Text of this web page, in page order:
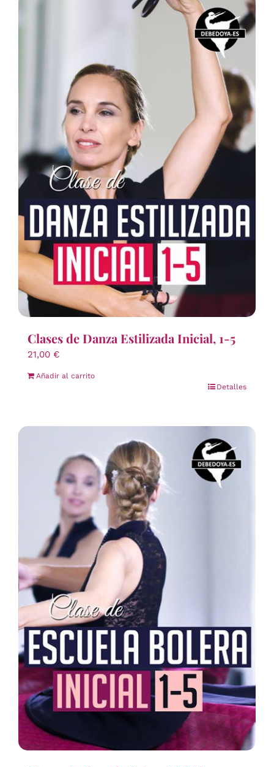
Clases de Danza Estilizada Inicial, 1-5
21,00 €
Añadir al carrito
Detalles